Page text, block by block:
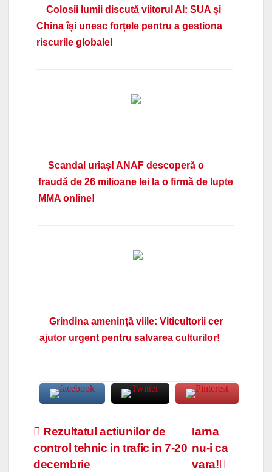
Colosii lumii discută viitorul AI: SUA și
China își unesc forțele pentru a gestiona
riscurile globale!
Scandal uriaș! ANAF descoperă o
fraudă de 26 milioane lei la o firmă de lupte
MMA online!
Grindina amenință viile: Viticultorii cer
ajutor urgent pentru salvarea culturilor!
Navigare
în
Iarna
nu-i ca
vara!
Rezultatul actiunilor de
control tehnic in trafic in 7-20
decembrie